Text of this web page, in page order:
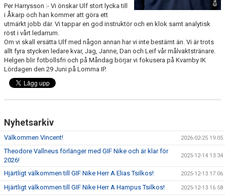
Per Harrysson :- Vi önskar Ulf stort lycka till
i Åkarp och han kommer att göra ett
utmärkt jobb där. Vi tappar en god instruktör och en klok samt analytisk
röst i vårt ledarrum.
Om vi skall ersätta Ulf med någon annan har vi inte bestämt än. Vi är trots
allt fyra stycken ledare kvar, Jag, Janne, Dan och Leif vår målvaktstränare.
Helgen blir fotbollsfri och på Måndag börjar vi fokusera på Kvarnby IK
Lördagen den 29 Juni på Lomma IP.
Nyhetsarkiv
Välkommen Vincent! 2026-02-25 19:05
Theodore Vallneus förlänger med GIF Nike och är klar för
2026!
2025-12-14 13:34
Hjärtligt välkommen till GIF Nike Herr A Elias Tsilkos! 2025-12-13 17:06
Hjärtligt välkommen till GIF Nike Herr A Hampus Tsilkos! 2025-12-13 16:58